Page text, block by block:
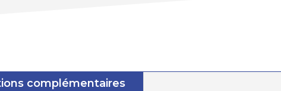
complémentaires